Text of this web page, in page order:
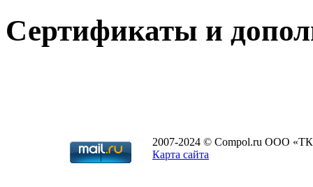
Сертификаты и
2007-2024 © Compol.ru ООО «ТК
Карта сайта